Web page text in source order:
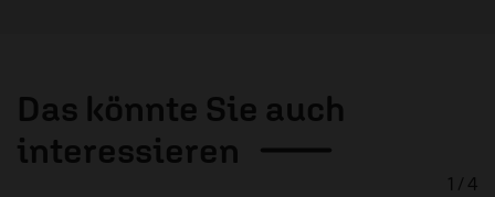
Das könnte Sie auch
interessieren
1 / 4